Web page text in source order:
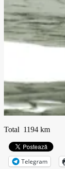
Total 1194 km
Telegram